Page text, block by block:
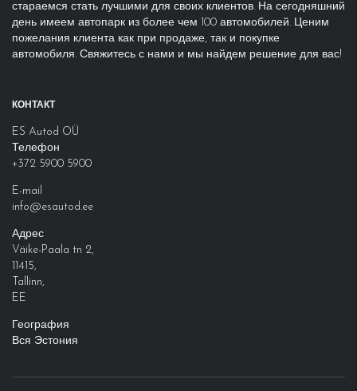
стараемся стать лучшими для своих клиентов. На сегодняшний
день имеем автопарк из более чем 100 автомобилей. Ценим
пожелания клиента как при продаже, так и покупке
автомобиля. Свяжитесь с нами и мы найдем решение для вас!
КОНТАКТ
ES Autod OÜ
Телефон
+372 5900 5900
E-mail
info@esautod.ee
Адрес
Väike-Paala tn 2,
11415,
Tallinn,
EE
География
Вся Эстония